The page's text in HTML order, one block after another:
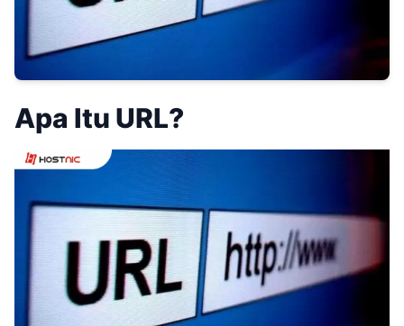
Apa Itu URL?